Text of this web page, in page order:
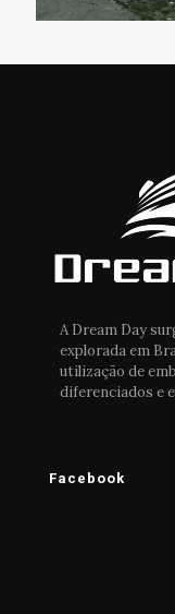
A Dream Day
explorada em
utilização de
diferenciados e
Facebook